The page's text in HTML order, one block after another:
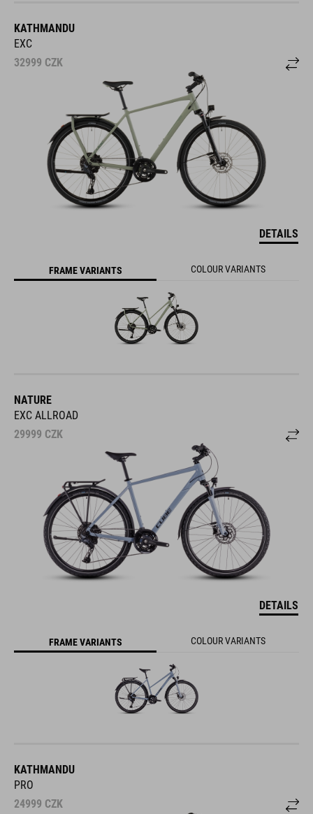
KATHMANDU
EXC
32999 CZK
DETAILS
FRAME VARIANTS COLOUR VARIANTS
NATURE
EXC ALLROAD
29999 CZK
DETAILS
FRAME VARIANTS COLOUR VARIANTS
KATHMANDU
PRO
24999 CZK